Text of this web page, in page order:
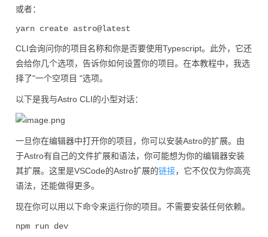
或者：
CLI会询问你的项目名称和你是否要使用Typescript。此外，它还
会给你几个选项，告诉你如何设置你的项目。在本教程中，我选
择了"一个空项目 "选项。
以下是我与Astro CLI的小型对话：
一旦你在编辑器中打开你的项目，你可以安装Astro的扩展。由
于Astro有自己的文件扩展和语法，你可能想为你的编辑器安装
其扩展。这里是VSCode的Astro扩展的链接，它不仅仅为你高亮
语法，还能做得更多。
现在你可以用以下命令来运行你的项目。不需要安装任何依赖。